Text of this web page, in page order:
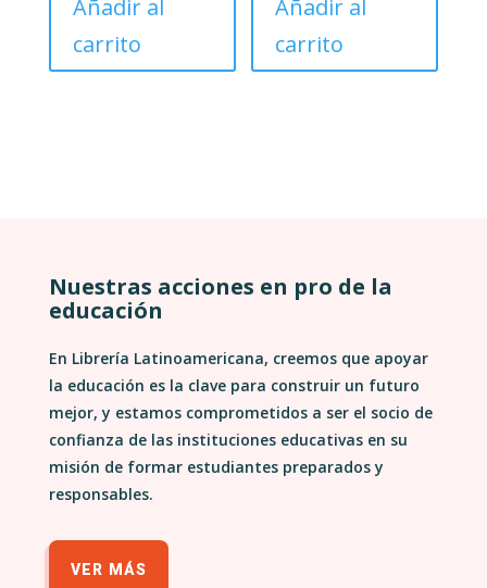
Añadir al
carrito
Añadir al
carrito
Nuestras acciones en pro de la
educación
En Librería Latinoamericana, creemos que apoyar
la educación es la clave para construir un futuro
mejor, y estamos comprometidos a ser el socio de
confianza de las instituciones educativas en su
misión de formar estudiantes preparados y
responsables.
VER MÁS